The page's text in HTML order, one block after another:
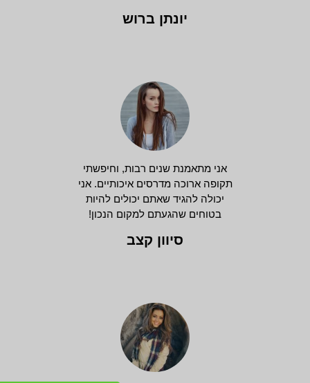
יונתן ברוש
אני מתאמנת שנים רבות, וחיפשתי
תקופה ארוכה מדרסים איכותיים. אני
יכולה להגיד שאתם יכולים להיות
בטוחים שהגעתם למקום הנכון!
סיוון קצב